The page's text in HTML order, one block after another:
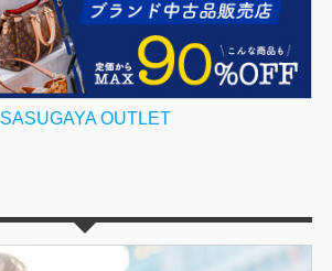
SASUGAYA OUTLET